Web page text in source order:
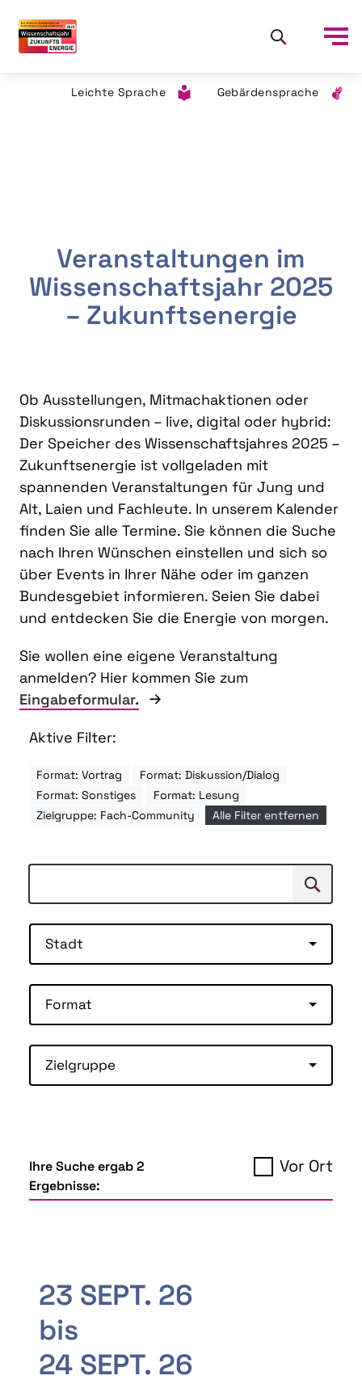
Leichte Sprache Gebärdensprache
Veranstaltungen im
Wissenschaftsjahr 2025
– Zukunftsenergie
Ob Ausstellungen, Mitmachaktionen oder
Diskussionsrunden – live, digital oder hybrid:
Der Speicher des Wissenschaftsjahres 2025 –
Zukunftsenergie ist vollgeladen mit
spannenden Veranstaltungen für Jung und
Alt, Laien und Fachleute. In unserem Kalender
finden Sie alle Termine. Sie können die Suche
nach Ihren Wünschen einstellen und sich so
über Events in Ihrer Nähe oder im ganzen
Bundesgebiet informieren. Seien Sie dabei
und entdecken Sie die Energie von morgen.
Sie wollen eine eigene Veranstaltung
anmelden? Hier kommen Sie zum
Eingabeformular.
Aktive Filter:
Format: Vortrag
Format: Diskussion/Dialog
Format: Sonstiges
Format: Lesung
Zielgruppe: Fach-Community
Alle Filter entfernen
Suchen
Stadt
Format
Zielgruppe
Ihre Suche ergab 2
Ergebnisse:
Vor Ort
23 SEPT. 26
bis
24 SEPT. 26